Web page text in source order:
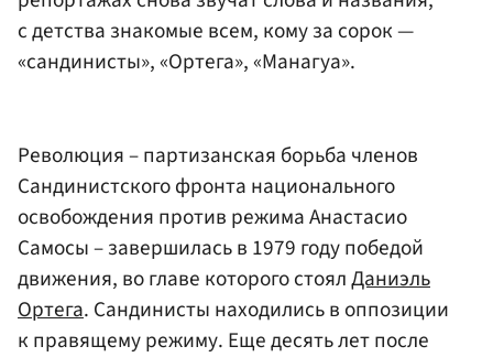
с детства знакомые всем, кому за сорок —
«сандинисты», «Ортега», «Манагуа».
Революция – партизанская борьба членов
Сандинистского фронта национального
освобождения против режима Анастасио
Самосы – завершилась в 1979 году победой
движения, во главе которого стоялДаниэль
Ортега. Сандинисты находились в оппозиции
к правящему режиму. Еще десять лет после